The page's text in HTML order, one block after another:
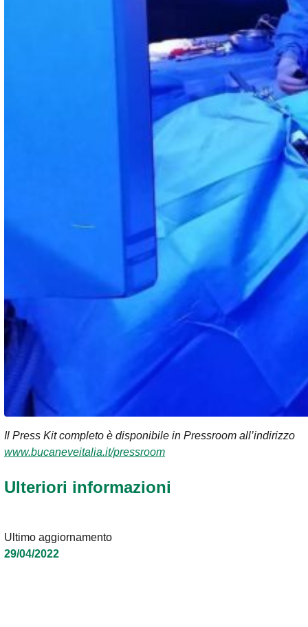
Il Press Kit completo è disponibile in Pressroom all’indirizzo
www.bucaneveitalia.it/pressroom
Ulteriori informazioni
Ultimo aggiornamento
29/04/2022